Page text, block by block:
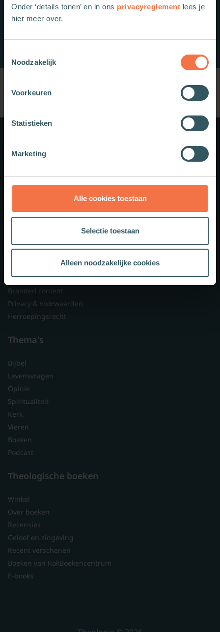
Onder ‘details tonen’ en in ons privacyreglement lees je
hier meer over.
Noodzakelijk
Voorkeuren
Statistieken
Marketing
Alle cookies toestaan
Selectie toestaan
Alleen noodzakelijke cookies
Nieuwsbrieven
Veelgestelde vragen
Contact
Branded content
Privacy & voorwaarden
Herroepingsrecht
Thema's
Bijbel
Levensvragen
Opinie
Spiritualiteit
Kerk
Vieren
Boeken
Podcast
Theologische boeken
Winkel
Over boeken
Recensies
Geloof en zingeving
Recent verschenen
Boeken van KokBoekencentrum
E-books